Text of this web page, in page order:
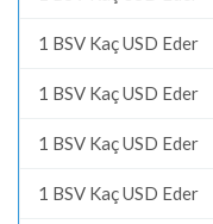
1 BSV Kaç USD Eder
1 BSV Kaç USD Eder
1 BSV Kaç USD Eder
1 BSV Kaç USD Eder